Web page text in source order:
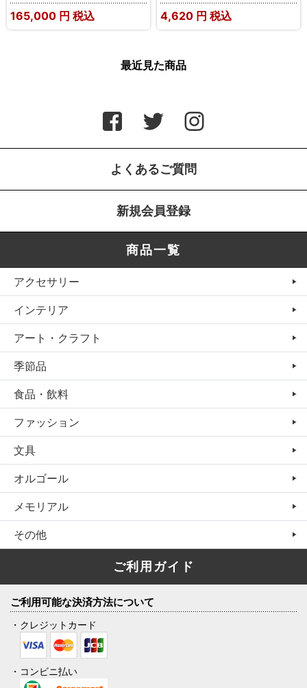
165,000 円 税込 4,620 円 税込
最近見た商品
よくあるご質問
新規会員登録
商品一覧
アクセサリー
インテリア
アート・クラフト
季節品
食品・飲料
ファッション
文具
オルゴール
メモリアル
その他
ご利用ガイド
ご利用可能な決済方法について
・クレジットカード
・コンビニ払い